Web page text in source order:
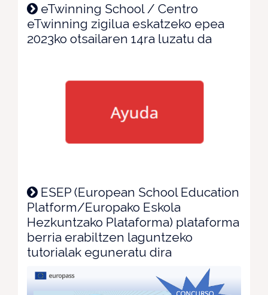
eTwinning School / Centro
eTwinning zigilua eskatzeko epea
2023ko otsailaren 14ra luzatu da
ESEP (European School Education
Platform/Europako Eskola
Hezkuntzako Plataforma) plataforma
berria erabiltzen laguntzeko
tutorialak eguneratu dira